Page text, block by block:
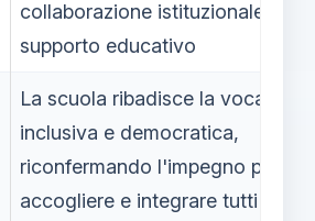
collaborazione istituzionale e
supporto educativo
La scuola ribadisce la vocazione
inclusiva e democratica,
riconfermando l'impegno per
accogliere e integrare tutti gli